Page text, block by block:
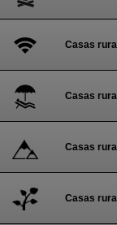
Casas
Casas
Casas
Casas